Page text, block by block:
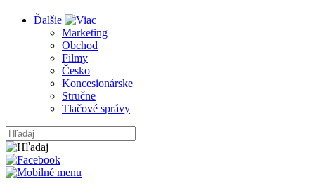
Ďalšie
Marketing
Obchod
Filmy
Česko
Koncesionárske
Stručne
Tlačové správy